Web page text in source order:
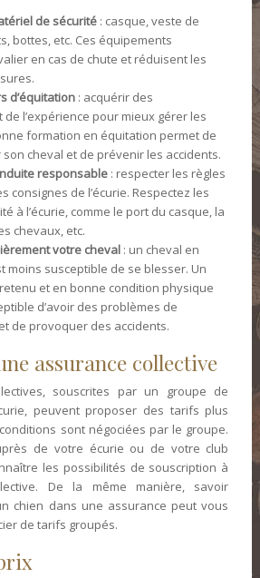
de sécurité : casque, veste de
bottes, etc. Ces équipements
en cas de chute et réduisent les
d’équitation : acquérir des
de l’expérience pour mieux gérer les
formation en équitation permet de
cheval et de prévenir les accidents.
responsable : respecter les règles
consignes de l’écurie. Respectez les
à l’écurie, comme le port du casque, la
chevaux, etc.
votre cheval : un cheval en
moins susceptible de se blesser. Un
et en bonne condition physique
d’avoir des problèmes de
de provoquer des accidents.
assurance collective
souscrites par un groupe de
peuvent proposer des tarifs plus
sont négociées par le groupe.
de votre écurie ou de votre club
les possibilités de souscription à
De la même manière, savoir
chien dans une assurance peut vous
de tarifs groupés.